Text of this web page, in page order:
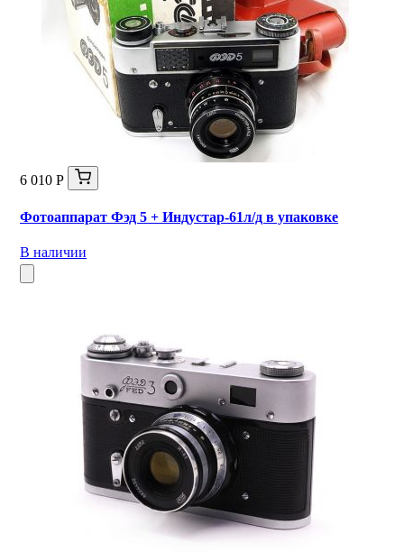
6 010 Р
Фотоаппарат Фэд 5 + Индустар-61л/д в упаковке
В наличии